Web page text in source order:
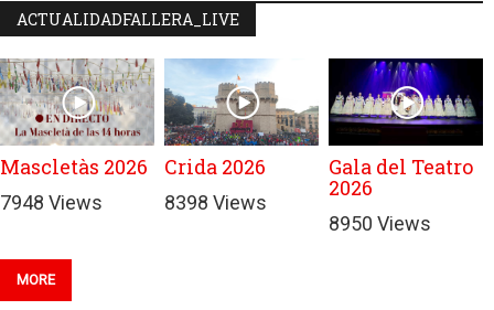
ACTUALIDADFALLERA_LIVE
Mascletàs 2026
7948 Views
Crida 2026
8398 Views
Gala del Teatro
2026
8950 Views
MORE